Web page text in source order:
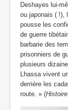
Deshayes lui-
ou japonais ( !),
pousse les
de guerre
barbarie des
prisonniers de
plusieurs
Lhassa vivent
derrière les
route. » (